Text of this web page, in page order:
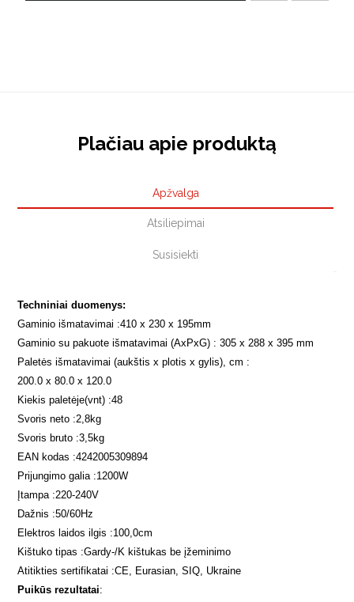
Plačiau apie produktą
Apžvalga
Atsiliepimai
Susisiekti
Techniniai duomenys:
Gaminio išmatavimai :410 x 230 x 195mm
Gaminio su pakuote išmatavimai (AxPxG) : 305 x 288 x 395 mm
Paletės išmatavimai (aukštis x plotis x gylis), cm :
200.0 x 80.0 x 120.0
Kiekis paletėje(vnt) :48
Svoris neto :2,8kg
Svoris bruto :3,5kg
EAN kodas :4242005309894
Prijungimo galia :1200W
Įtampa :220-240V
Dažnis :50/60Hz
Elektros laidos ilgis :100,0cm
Kištuko tipas :Gardy-/K kištukas be įžeminimo
Atitikties sertifikatai :CE, Eurasian, SIQ, Ukraine
Puikūs rezultatai: